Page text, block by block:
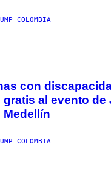
COLOMBIA
con
gratis al evento de
Medellín
COLOMBIA